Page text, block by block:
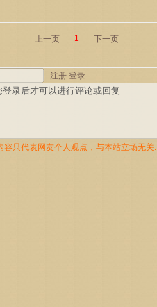
上一页 1 下一页
注册 登录
容只代表网友个人观点，与本站立场无关.